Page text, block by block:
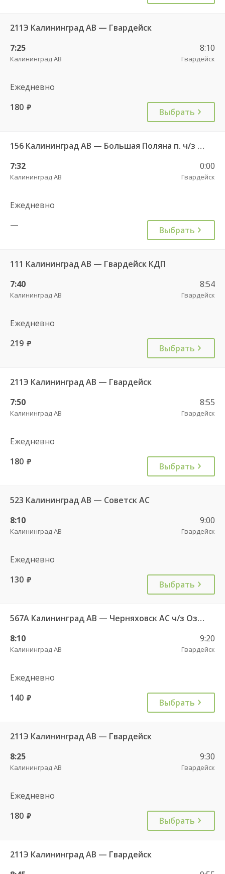
211Э Калининград АВ — Гвардейск
7:25
Калининград АВ
8:10
Гвардейск
Ежедневно
180 руб. Выбрать
156 Калининград АВ — Большая Поляна п. ч/з Гвардейск КДП
7:32
Калининград АВ
0:00
Гвардейск
Ежедневно
—
Выбрать
111 Калининград АВ — Гвардейск КДП
7:40
Калининград АВ
8:54
Гвардейск
Ежедневно
219 руб. Выбрать
211Э Калининград АВ — Гвардейск
7:50
Калининград АВ
8:55
Гвардейск
Ежедневно
180 руб. Выбрать
523 Калининград АВ — Советск АС
8:10
Калининград АВ
9:00
Гвардейск
Ежедневно
130 руб. Выбрать
567А Калининград АВ — Черняховск АС ч/з Озерки п., Правдинск КДП, Железнодорожный КДП
8:10
Калининград АВ
9:20
Гвардейск
Ежедневно
140 руб. Выбрать
211Э Калининград АВ — Гвардейск
8:25
Калининград АВ
9:30
Гвардейск
Ежедневно
180 руб. Выбрать
211Э Калининград АВ — Гвардейск